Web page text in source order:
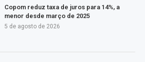
Copom reduz taxa de juros para 14%, a
menor desde março de 2025
5 de agosto de 2026